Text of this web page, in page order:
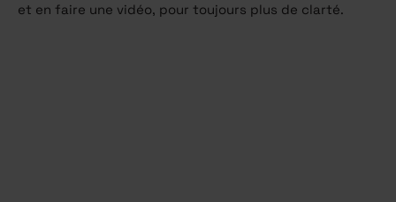
et en faire une vidéo, pour toujours plus de clarté.